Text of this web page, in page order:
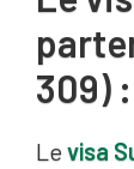
309)
Levisa